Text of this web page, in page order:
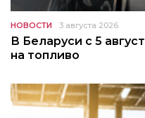
НОВОСТИ 3 августа 2026
В Беларуси с 5
на топливо